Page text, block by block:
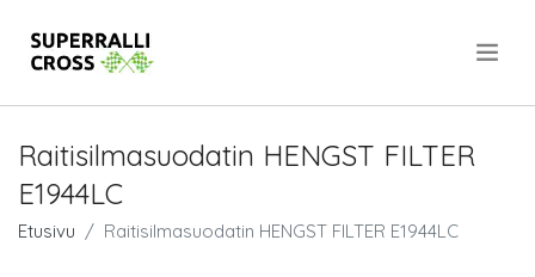
Raitisilmasuodatin HENGST FILTER
E1944LC
Etusivu Raitisilmasuodatin HENGST FILTER E1944LC